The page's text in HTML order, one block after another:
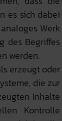
es sich dabei
Werk
des Begriffes
werden.
erzeugt oder
die zur
Inhalte
Kontrolle